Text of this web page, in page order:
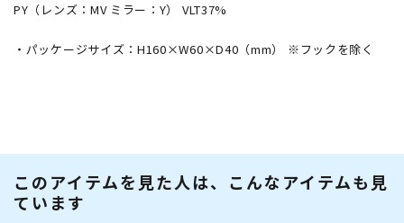
PY（レンズ：MV ミラー：Y） VLT37%
・パッケージサイズ：H160×W60×D40（mm） ※フックを除く
このアイテムを見た人は、こんなアイテムも見
ています